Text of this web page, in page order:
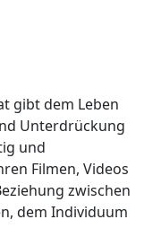
gibt dem Leben
Unterdrückung
und
Filmen, Videos
zwischen
dem Individuum